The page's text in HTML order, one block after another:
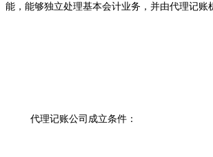
能，能够独立处理基本会计业务，并由代理记账
代理记账公司成立条件：